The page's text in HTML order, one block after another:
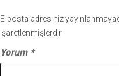
E-posta adresiniz
işaretlenmişlerdir
Yorum *